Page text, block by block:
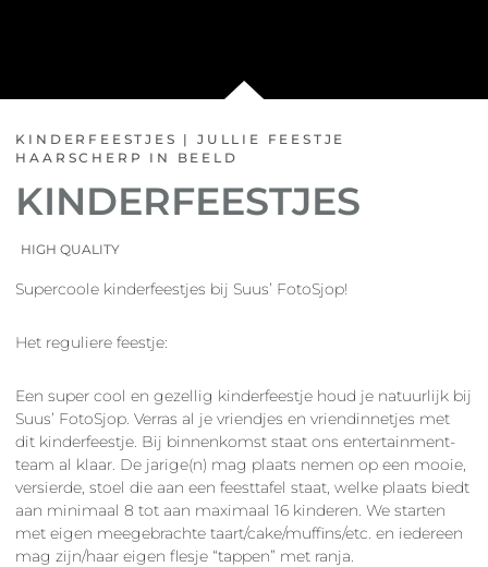
KINDERFEESTJES | JULLIE FEESTJE
HAARSCHERP IN BEELD
KINDERFEESTJES
HIGH QUALITY
Supercoole kinderfeestjes bij Suus’ FotoSjop!
Het reguliere feestje:
Een super cool en gezellig kinderfeestje houd je natuurlijk bij
Suus’ FotoSjop. Verras al je vriendjes en vriendinnetjes met
dit kinderfeestje. Bij binnenkomst staat ons entertainment-
team al klaar. De jarige(n) mag plaats nemen op een mooie,
versierde, stoel die aan een feesttafel staat, welke plaats biedt
aan minimaal 8 tot aan maximaal 16 kinderen. We starten
met eigen meegebrachte taart/cake/muffins/etc. en iedereen
mag zijn/haar eigen flesje “tappen” met ranja.